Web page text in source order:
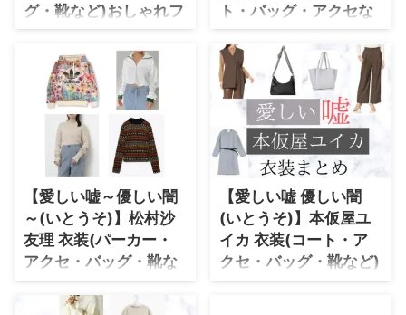
・森七菜
見上愛
出口夏希
田辺桃子
滝沢カレン
・トリンドル玲奈
・深田恭子
・芳根京子
・ 北川景子
橋本環奈
グ・靴など)おしゃれフ
ァッションのブラン
ド・購入先まとめ♪
波瑠さんの珍しいラブサスペン
ス！衣装をリサーチしてなるはや
でUPしてます♪ゆるいウェーブ
の髪型も女性らしくてかわいいで
ト・バッグ・アクセな
ど)おしゃれファッショ
ンのブランド名や購入
先・通販先紹介♪
【愛しい嘘～優しい闇～(いとう
そ)】新川優愛(しんかわゆあ)・岩
崎奈々江(いわさきななえ)役ドラ
マ衣装速報♪ 新川優愛さんのプ
ロフィール（年齢・身長）過去に
出演したドラマの衣装 生年月日
1993年12月28日(歳) 身長 166cm
ドラマ衣装 余命3ヶ月のサレ夫
新川優愛さんの公式SNS X
Instagram ⇒ 新川優愛さんの衣装
を全部チェック♪ 【4話】新川
【愛しい嘘～優しい闇
～(いとうそ)】松村沙
友理 衣装(パーカー・
アクセ・バッグ・靴な
ど)ファッションのブラ
ンド名や購入先・通販
【愛しい嘘 優しい闇
(いとうそ)】本仮屋ユ
イカ 衣装(コート・ア
クセ・バッグ・靴など)
ファッションのブラン